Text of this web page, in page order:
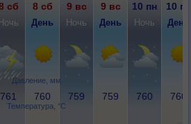
Давление, мм
Температура, °C
сб 8 сб 9 вс 9 вс 10 пн 10 пн
Ночь День Ночь День Ночь День
761 760 759 759 760 760